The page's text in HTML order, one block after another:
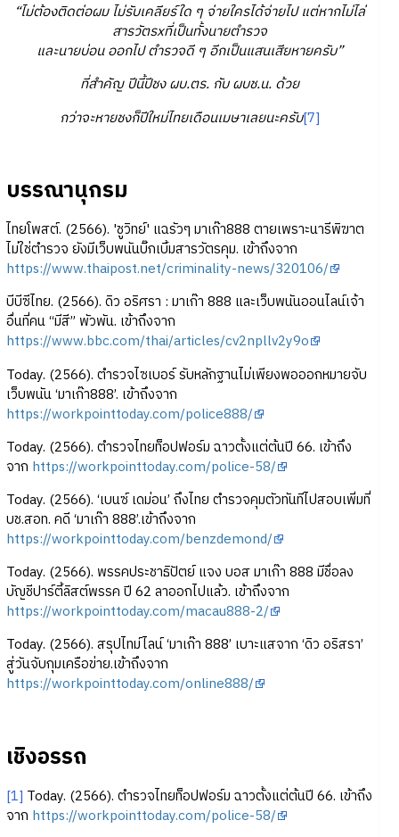
“ไม่ต้องติดต่อผม ไม่รับเคลียร์ใด ๆ จ่ายใครได้จ่ายไป แต่หากไม่ไล่
สารวัตรxที่เป็นทั้งนายตำรวจ
และนายบ่อน ออกไป ตำรวจดี ๆ อีกเป็นแสนเสียหายครับ”
ที่สำคัญ ปีนี้ปีชง ผบ.ตร. กับ ผบช.น. ด้วย
กว่าจะหายชงก็ปีใหม่ไทยเดือนเมษาเลยนะครับ[7]
บรรณานุกรม
ไทยโพสต์. (2566). 'ชูวิทย์' แฉรัวๆ มาเก๊า888 ตายเพราะนารีพิฆาต
ไม่ใช่ตำรวจ ยังมีเว็บพนันบิ๊กเบิ้มสารวัตรคุม. เข้าถึงจาก
https://www.thaipost.net/criminality-news/320106/
บีบีซีไทย. (2566). ดิว อริศรา : มาเก๊า 888 และเว็บพนันออนไลน์เจ้า
อื่นที่คน “มีสี” พัวพัน. เข้าถึงจาก
https://www.bbc.com/thai/articles/cv2npllv2y9o
Today. (2566). ตำรวจไซเบอร์ รับหลักฐานไม่เพียงพอออกหมายจับ
เว็บพนัน ‘มาเก๊า888’. เข้าถึงจาก
https://workpointtoday.com/police888/
Today. (2566). ตำรวจไทยท็อปฟอร์ม ฉาวตั้งแต่ต้นปี 66. เข้าถึง
จาก https://workpointtoday.com/police-58/
Today. (2566). ‘เบนซ์ เดม่อน’ ถึงไทย ตำรวจคุมตัวทันทีไปสอบเพิ่มที่
บช.สอท. คดี ‘มาเก๊า 888’.เข้าถึงจาก
https://workpointtoday.com/benzdemond/
Today. (2566). พรรคประชาธิปัตย์ แจง บอส มาเก๊า 888 มีชื่อลง
บัญชีปาร์ตี้ลิสต์พรรค ปี 62 ลาออกไปแล้ว. เข้าถึงจาก
https://workpointtoday.com/macau888-2/
Today. (2566). สรุปไทม์ไลน์ ‘มาเก๊า 888’ เบาะแสจาก ‘ดิว อริสรา’
สู่วันจับกุมเครือข่าย.เข้าถึงจาก
https://workpointtoday.com/online888/
เชิงอรรถ
[1] Today. (2566). ตำรวจไทยท็อปฟอร์ม ฉาวตั้งแต่ต้นปี 66. เข้าถึง
จาก https://workpointtoday.com/police-58/